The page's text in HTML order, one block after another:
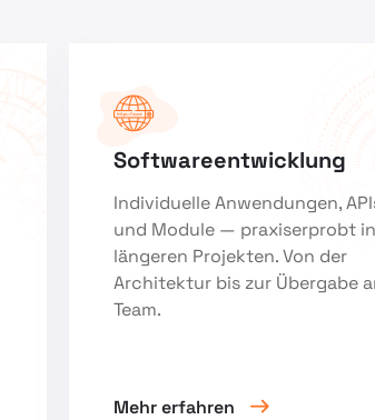
Softwareentwicklung
Individuelle Anwendungen,
und Module — praxiserprobt in
längeren Projekten. Von der
Architektur bis zur Übergabe
Team.
Mehr erfahren